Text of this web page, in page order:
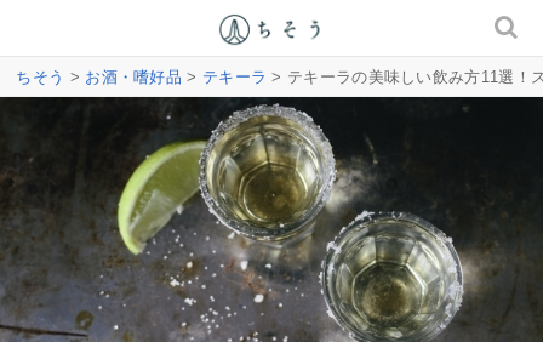
ちそう > お酒・嗜好品 > テキーラ > テキーラの美味しい飲み方11選！